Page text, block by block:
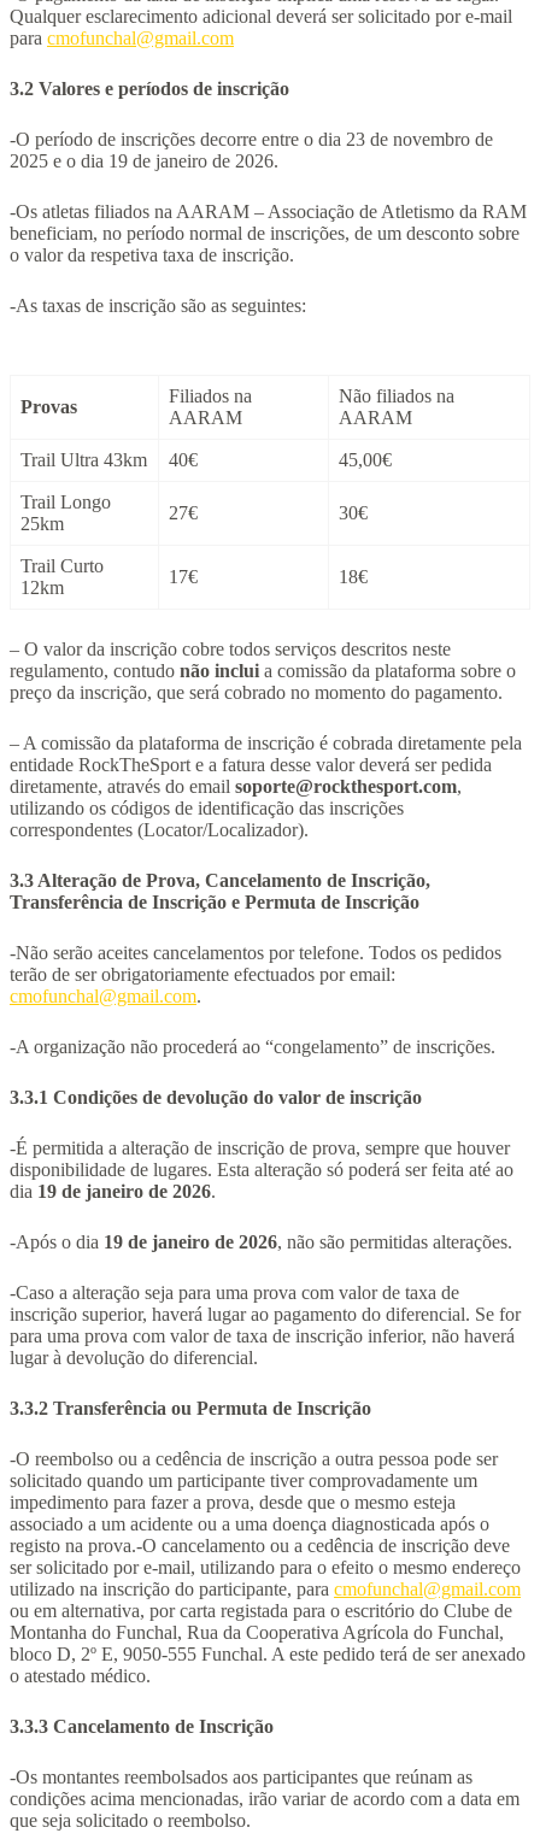
Qualquer esclarecimento adicional deverá ser solicitado por e-mail
para cmofunchal@gmail.com
3.2 Valores e períodos de inscrição
-O período de inscrições decorre entre o dia 23 de novembro de
2025 e o dia 19 de janeiro de 2026.
-Os atletas filiados na AARAM – Associação de Atletismo da RAM
beneficiam, no período normal de inscrições, de um desconto sobre
o valor da respetiva taxa de inscrição.
-As taxas de inscrição são as seguintes:
Provas
Filiados na
AARAM
Não filiados na
AARAM
Trail Ultra 43km 40€ 45,00€
Trail Longo
25km
27€ 30€
Trail Curto
12km
17€ 18€
– O valor da inscrição cobre todos serviços descritos neste
regulamento, contudo não inclui a comissão da plataforma sobre o
preço da inscrição, que será cobrado no momento do pagamento.
– A comissão da plataforma de inscrição é cobrada diretamente pela
entidade RockTheSport e a fatura desse valor deverá ser pedida
diretamente, através do email soporte@rockthesport.com,
utilizando os códigos de identificação das inscrições
correspondentes (Locator/Localizador).
3.3 Alteração de Prova, Cancelamento de Inscrição,
Transferência de Inscrição e Permuta de Inscrição
-Não serão aceites cancelamentos por telefone. Todos os pedidos
terão de ser obrigatoriamente efectuados por email:
cmofunchal@gmail.com.
-A organização não procederá ao “congelamento” de inscrições.
3.3.1 Condições de devolução do valor de inscrição
-É permitida a alteração de inscrição de prova, sempre que houver
disponibilidade de lugares. Esta alteração só poderá ser feita até ao
dia 19 de janeiro de 2026.
-Após o dia 19 de janeiro de 2026, não são permitidas alterações.
-Caso a alteração seja para uma prova com valor de taxa de
inscrição superior, haverá lugar ao pagamento do diferencial. Se for
para uma prova com valor de taxa de inscrição inferior, não haverá
lugar à devolução do diferencial.
3.3.2 Transferência ou Permuta de Inscrição
-O reembolso ou a cedência de inscrição a outra pessoa pode ser
solicitado quando um participante tiver comprovadamente um
impedimento para fazer a prova, desde que o mesmo esteja
associado a um acidente ou a uma doença diagnosticada após o
registo na prova.-O cancelamento ou a cedência de inscrição deve
ser solicitado por e-mail, utilizando para o efeito o mesmo endereço
utilizado na inscrição do participante, para cmofunchal@gmail.com
ou em alternativa, por carta registada para o escritório do Clube de
Montanha do Funchal, Rua da Cooperativa Agrícola do Funchal,
bloco D, 2º E, 9050-555 Funchal. A este pedido terá de ser anexado
o atestado médico.
3.3.3 Cancelamento de Inscrição
-Os montantes reembolsados aos participantes que reúnam as
condições acima mencionadas, irão variar de acordo com a data em
que seja solicitado o reembolso.